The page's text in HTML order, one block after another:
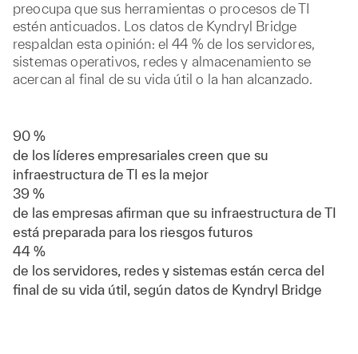
preocupa que sus herramientas o procesos de TI
estén anticuados. Los datos de Kyndryl Bridge
respaldan esta opinión: el 44 % de los servidores,
sistemas operativos, redes y almacenamiento se
acercan al final de su vida útil o la han alcanzado.
90 %
de los líderes empresariales creen que su
infraestructura de TI es la mejor
39 %
de las empresas afirman que su infraestructura de TI
está preparada para los riesgos futuros
44 %
de los servidores, redes y sistemas están cerca del
final de su vida útil, según datos de Kyndryl Bridge